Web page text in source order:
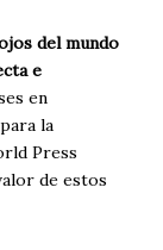
del mundo
e
en
la
Press
de estos